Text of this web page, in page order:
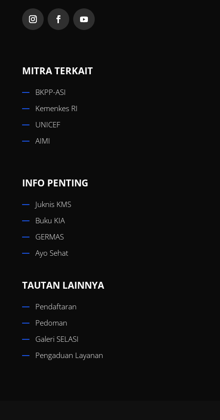
MITRA TERKAIT
BKPP-ASI
Kemenkes RI
UNICEF
AIMI
INFO PENTING
Juknis KMS
Buku KIA
GERMAS
Ayo Sehat
TAUTAN LAINNYA
Pendaftaran
Pedoman
Galeri SELASI
Pengaduan Layanan